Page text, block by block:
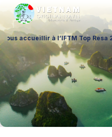
à l’IFTM Top Resa 2026, du